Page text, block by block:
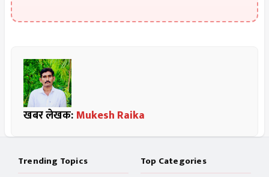
खबर लेखक: Mukesh Raika
Trending Topics Top Categories